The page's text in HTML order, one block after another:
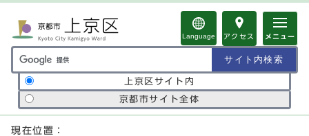
Language アクセス メニュー
サイト内検索の範囲
上京区サイト内
京都市サイト全体
ここから本文です
現在位置：